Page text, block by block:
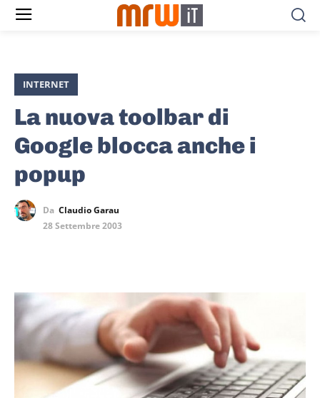
INTERNET
La nuova toolbar di
Google blocca anche i
popup
Da Claudio Garau
28 Settembre 2003